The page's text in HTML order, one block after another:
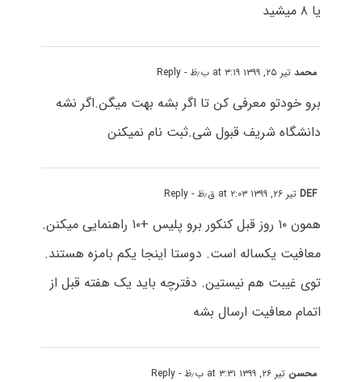
یا ۸ میشید
محمدتیر ۲۵, ۱۳۹۹ at ۳:۱۹ ب٫ظ - Reply
برو خودتو معرفی کن تا اگر بشه بهت میگن.اگر نشه
دانشگاه شریف قبول شی.ثبت نام نمیکنن
DEFتیر ۲۶, ۱۳۹۹ at ۲:۰۳ ق٫ظ - Reply
همون ۱۰ روز قبل کنکور برو پلیس +۱۰ راهنمایی میکنن.
معافیت یکساله است. دوستا اینجا یکم بامزه هستند.
توی غیبت هم نیستین. دفترچه باید یک هفته قبل از
اتمام معافیت ارسال بشه
محسن تیر ۲۶, ۱۳۹۹ at ۳:۳۱ ب٫ظ - Reply